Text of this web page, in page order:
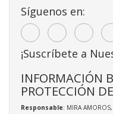
Síguenos en:
¡Suscríbete a
INFORMACIÓN
PROTECCIÓN
Responsable: MIRA AMOROS,